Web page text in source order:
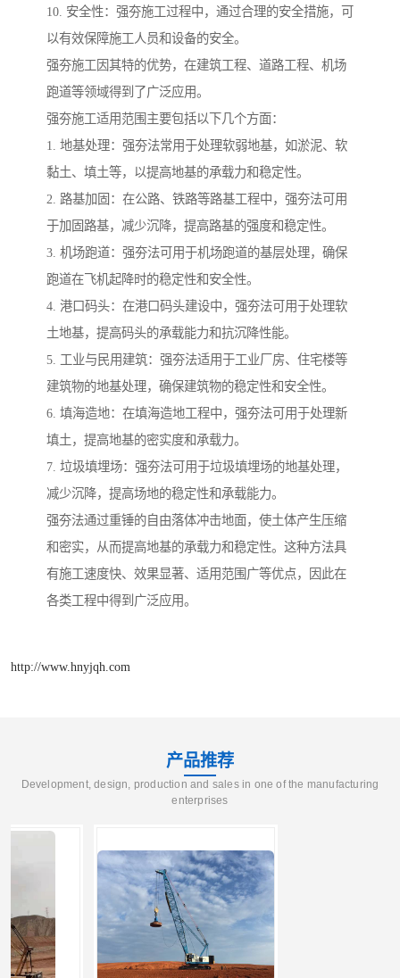
10. 安全性：强夯施工过程中，通过合理的安全措施，可
以有效保障施工人员和设备的安全。
强夯施工因其特的优势，在建筑工程、道路工程、机场
跑道等领域得到了广泛应用。
强夯施工适用范围主要包括以下几个方面：
1. 地基处理：强夯法常用于处理软弱地基，如淤泥、软
黏土、填土等，以提高地基的承载力和稳定性。
2. 路基加固：在公路、铁路等路基工程中，强夯法可用
于加固路基，减少沉降，提高路基的强度和稳定性。
3. 机场跑道：强夯法可用于机场跑道的基层处理，确保
跑道在飞机起降时的稳定性和安全性。
4. 港口码头：在港口码头建设中，强夯法可用于处理软
土地基，提高码头的承载能力和抗沉降性能。
5. 工业与民用建筑：强夯法适用于工业厂房、住宅楼等
建筑物的地基处理，确保建筑物的稳定性和安全性。
6. 填海造地：在填海造地工程中，强夯法可用于处理新
填土，提高地基的密实度和承载力。
7. 垃圾填埋场：强夯法可用于垃圾填埋场的地基处理，
减少沉降，提高场地的稳定性和承载能力。
强夯法通过重锤的自由落体冲击地面，使土体产生压缩
和密实，从而提高地基的承载力和稳定性。这种方法具
有施工速度快、效果显著、适用范围广等优点，因此在
各类工程中得到广泛应用。
http://www.hnyjqh.com
产品推荐
Development, design, production and sales in one of the manufacturing
enterprises